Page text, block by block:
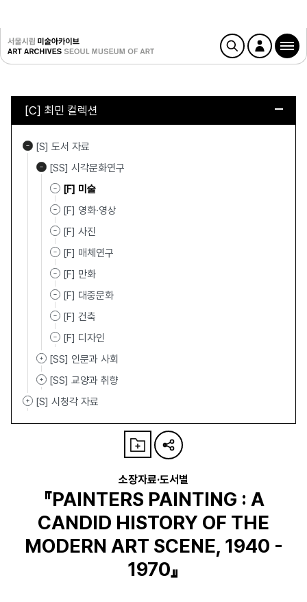
[C] 최민 컬렉션
[S] 도서 자료
[SS] 시각문화연구
[F] 미술
[F] 영화·영상
[F] 사진
[F] 매체연구
[F] 만화
[F] 대중문화
[F] 건축
[F] 디자인
[SS] 인문과 사회
[SS] 교양과 취향
[S] 시청각 자료
소장자료·도서별
『PAINTERS PAINTING : A
CANDID HISTORY OF THE
MODERN ART SCENE, 1940 -
1970』